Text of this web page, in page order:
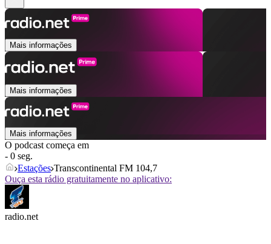
Mais informações
Mais informações
Mais informações
O podcast começa em
- 0 seg.
Estações Transcontinental FM 104,7
Ouça esta rádio gratuitamente no aplicativo:
radio.net